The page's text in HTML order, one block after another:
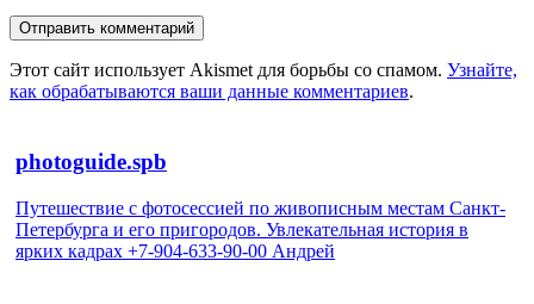
Этот сайт использует Akismet для борьбы со спамом. Узнайте,
как обрабатываются ваши данные комментариев.
photoguide.spb
Путешествие с фотосессией по живописным местам Санкт-
Петербурга и его пригородов. Увлекательная история в
ярких кадрах +7-904-633-90-00 Андрей